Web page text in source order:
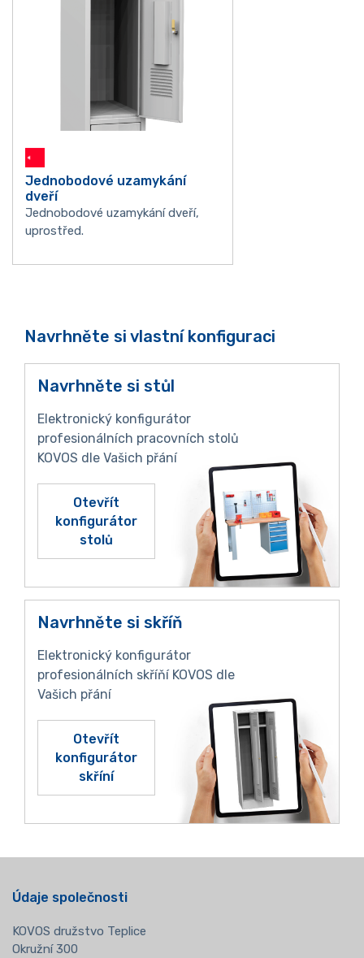
Jednobodové uzamykání
dveří
Jednobodové uzamykání dveří,
uprostřed.
Navrhněte si vlastní konfiguraci
Navrhněte si stůl
Elektronický konfigurátor
profesionálních pracovních stolů
KOVOS dle Vašich přání
Otevřít
konfigurátor
stolů
Navrhněte si skříň
Elektronický konfigurátor
profesionálních skříňí KOVOS dle
Vašich přání
Otevřít
konfigurátor
skříní
Údaje společnosti
KOVOS družstvo Teplice
Okružní 300